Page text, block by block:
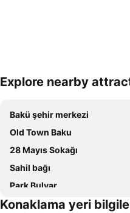
Haritayı genişlet
Explore nearby
Bakü şehir merkezi
Old Town Baku
28 Mayıs Sokağı
Sahil bağı
Park Bulvar
Neftçilər Prospekti
Konaklama yeri